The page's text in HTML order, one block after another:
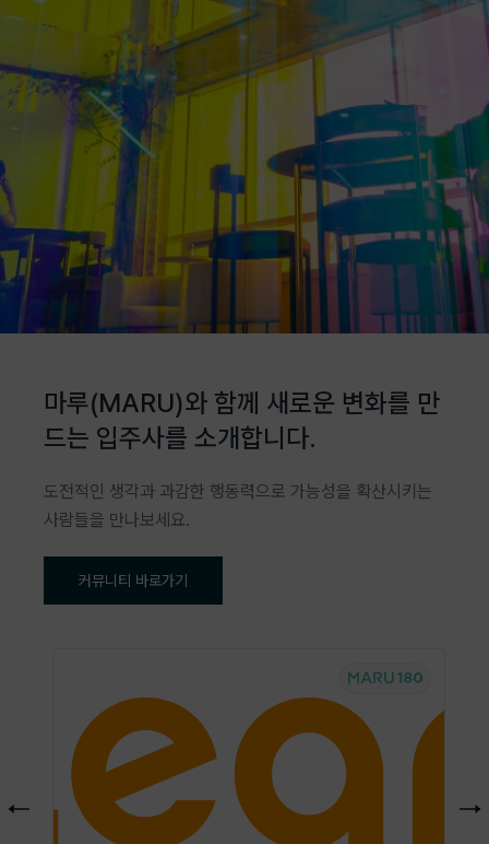
마루(MARU)와 함께 새로운 변화를 만
드는 입주사를 소개합니다.
도전적인 생각과 과감한 행동력으로 가능성을 확산시키는
사람들을 만나보세요.
커뮤니티 바로가기